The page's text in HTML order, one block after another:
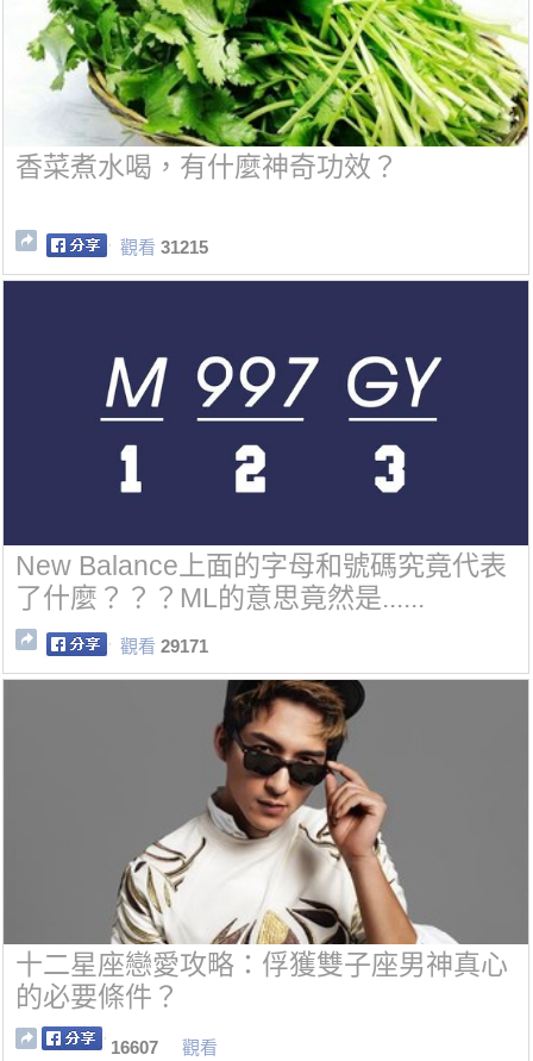
香菜煮水喝，有什麼神奇功效？
觀看 31215
New Balance上面的字母和號碼究竟代表
了什麼？？？ML的意思竟然是......
觀看 29171
十二星座戀愛攻略：俘獲雙子座男神真心
的必要條件？
16607 觀看